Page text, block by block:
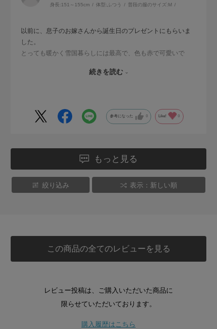
身長:151～155cm 体型:ふつう 普段の服のサイズ:M
以前に、息子のお嫁さんから誕生日のプレゼントにもらいま
した。
とっても暖かく雪国暮らしには最高で、色も赤で可愛いで
今回お安くなっていたので、迷わず購入しました。
続きを読む
参考になった 0 Like! 0
もっと見る
絞り込み 表示：新しい順
この商品の全てのレビューを見る
レビュー投稿は、ご購入いただいた商品に
限らせていただいております。
購入履歴はこちら